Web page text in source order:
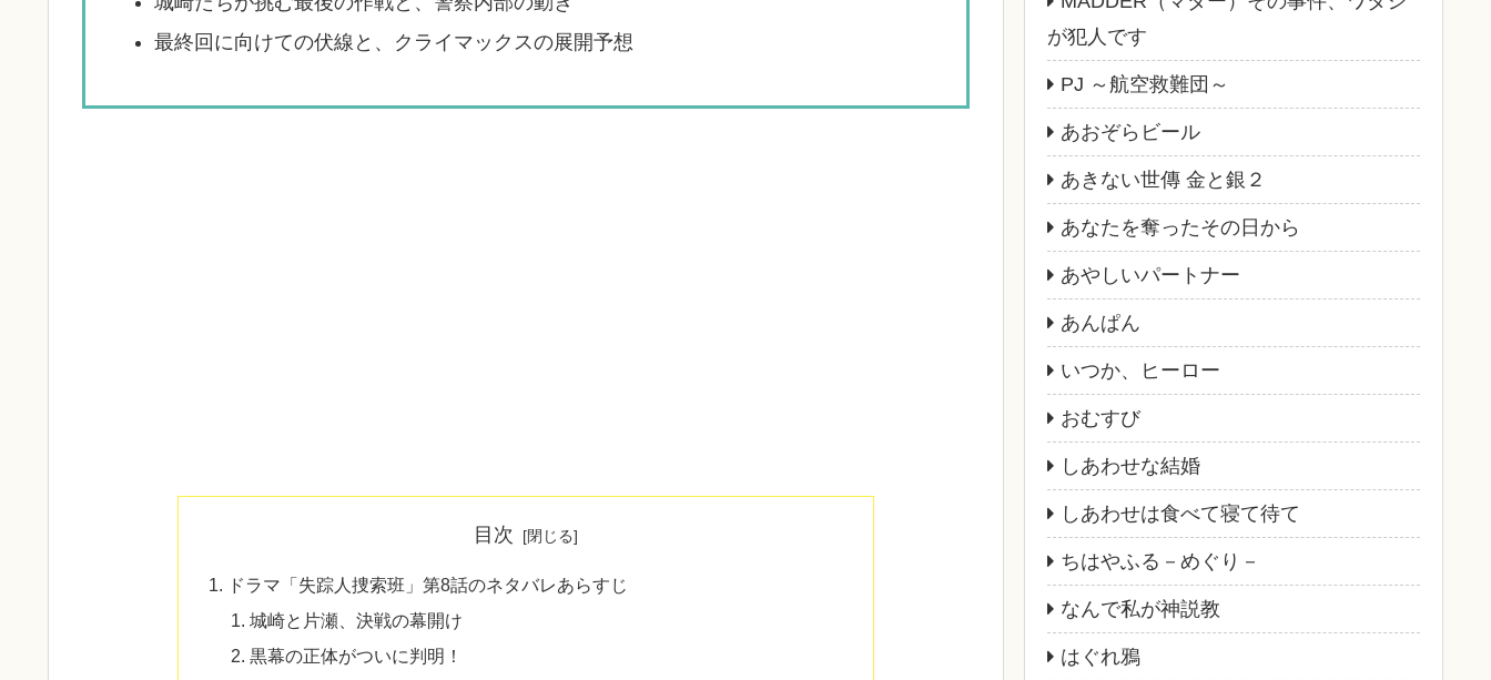
最終回に向けての伏線と、クライマックスの展開予想
目次
ドラマ「失踪人捜索班」第8話のネタバレあらすじ
城崎と片瀬、決戦の幕開け
黒幕の正体がついに判明！
が犯人です
PJ ～航空救難団～
あおぞらビール
あきない世傳 金と銀２
あなたを奪ったその日から
あやしいパートナー
あんぱん
いつか、ヒーロー
おむすび
しあわせな結婚
しあわせは食べて寝て待て
ちはやふる－めぐり－
なんで私が神説教
はぐれ鴉